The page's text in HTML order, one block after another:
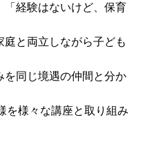
「経験はないけど、保育
庭と両立しながら子ども
を同じ境遇の仲間と分か
を様々な講座と取り組み